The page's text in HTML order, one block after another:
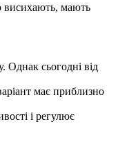
висихають, мають
Однак сьогодні від
має приблизно
і регулює